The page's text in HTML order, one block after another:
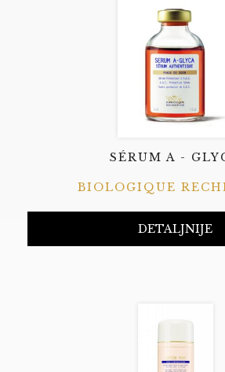
SÉRUM A -
BIOLOGIQUE
DETALJNIJE